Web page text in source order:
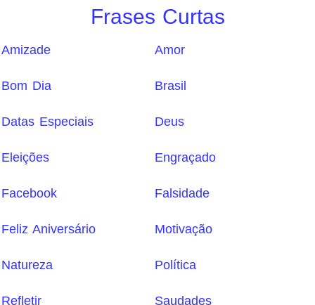
Frases Curtas
Amizade Amor
Bom Dia Brasil
Datas Especiais Deus
Eleições Engraçado
Facebook Falsidade
Feliz Aniversário Motivação
Natureza Política
Refletir Saudades